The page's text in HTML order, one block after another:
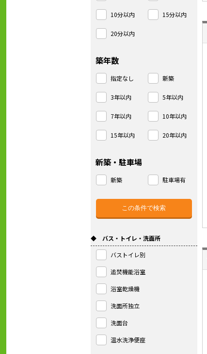
10分以内 15分以内
20分以内
築年数
指定なし 新築
3年以内 5年以内
7年以内 10年以内
15年以内 20年以内
新築・駐車場
新築 駐車場有
◆ バス・トイレ・洗面所
バストイレ別
追焚機能浴室
浴室乾燥機
洗面所独立
洗面台
温水洗浄便座